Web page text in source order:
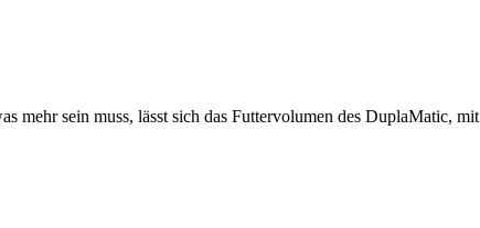
mehr sein muss, lässt sich das Futtervolumen des DuplaMatic,